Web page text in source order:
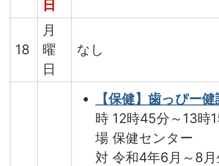
日
18
月
曜
日
なし
【保健】歯っぴー健
時 12時45分～13時
場 保健センター
対 令和4年6月～8